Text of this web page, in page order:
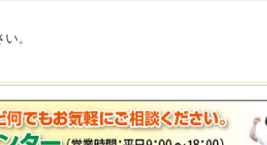
。